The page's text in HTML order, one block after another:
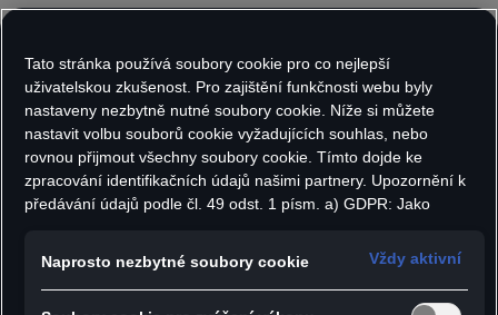
Do košíku
- Pro optimální pohodlí a ochranu kombinuje
Tato stránka používá soubory cookie pro co nejlepší
uživatelskou zkušenost. Pro zajištění funkčnosti webu byly
nastaveny nezbytně nutné soubory cookie. Níže si můžete
nastavit volbu souborů cookie vyžadujících souhlas, nebo
rovnou přijmout všechny soubory cookie. Tímto dojde ke
zpracování identifikačních údajů našimi partnery. Upozornění k
předávání údajů podle čl. 49 odst. 1 písm. a) GDPR: Jako
používán Google Analytics. Nelze vyloučit, že společnost
Google Ireland jako náš smluvní partner předává osobní údaje
Naprosto nezbytné soubory cookie Vždy aktivní